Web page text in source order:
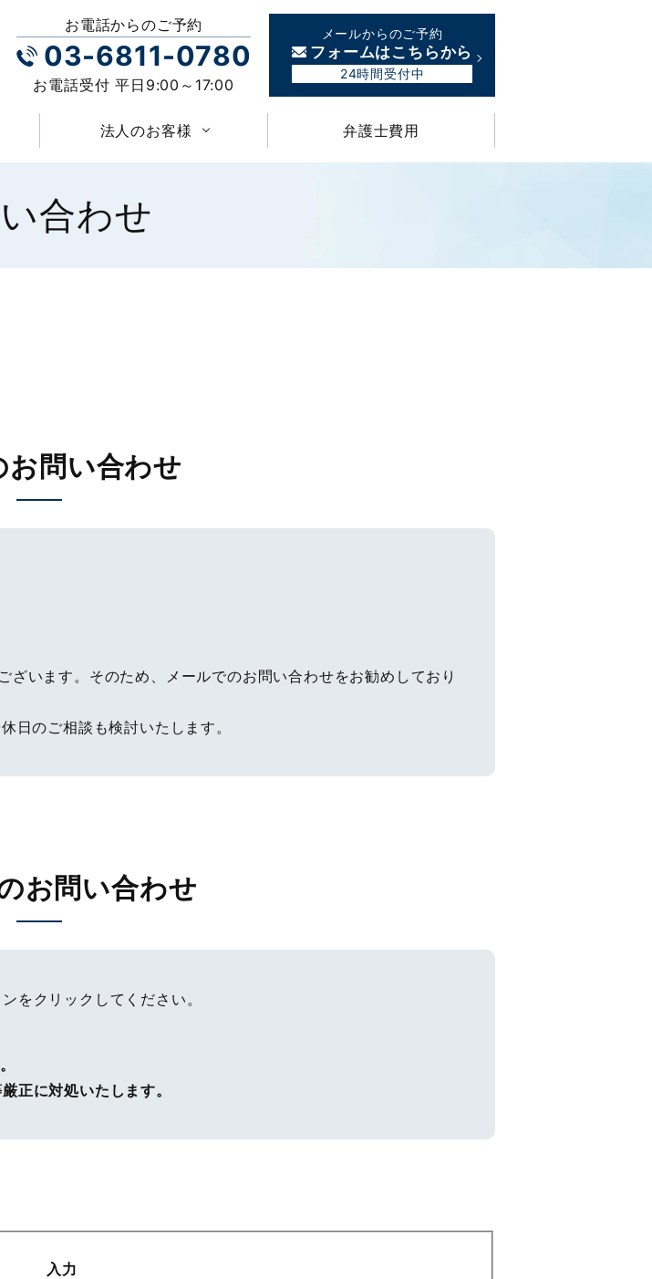
お電話からのご予約
03-6811-0780
お電話受付 平日9:00～17:00
メールからのご予約
フォームはこちらから
24時間受付中
法人のお客様 弁護士費用
合わせ
お問い合わせ
います。そのため、メールでのお問い合わせをお勧めしており
日のご相談も検討いたします。
お問い合わせ
をクリックしてください。
正に対処いたします。
入力